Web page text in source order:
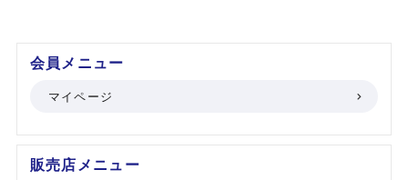
会員メニュー
マイページ
販売店メニュー